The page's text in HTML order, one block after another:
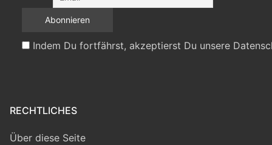
Indem Du fortfährst, akzeptierst Du unsere
RECHTLICHES
Über diese Seite